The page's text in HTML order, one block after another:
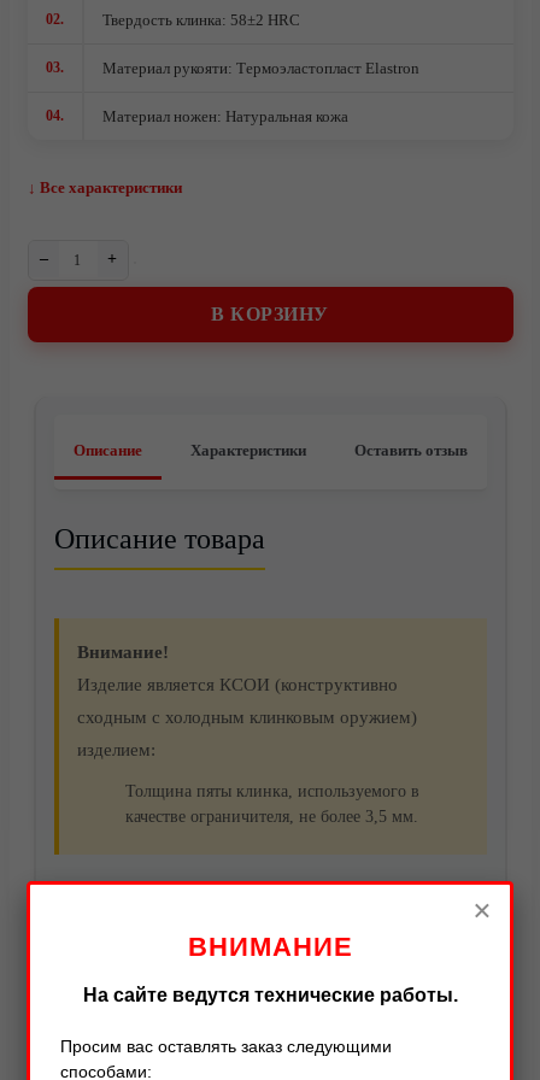
Ножи кованые из стали 95Х18
02. Твердость клинка: 58±2 HRC
03. Материал рукояти: Термоэластопласт Elastron
04. Материал ножен: Натуральная кожа
↓ Все характеристики
– +
В КОРЗИНУ
Описание Характеристики Оставить отзыв
Описание товара
Внимание!
Изделие является КСОИ (конструктивно
сходным с холодным клинковым оружием)
изделием:
Толщина пяты клинка, используемого в
качестве ограничителя, не более 3,5 мм.
изготовлен из углеродистой стали У8А и имеет
защитное покрытие методом химического
цвет и повышает коррозионную стойкость.
×
ВНИМАНИЕ
На сайте ведутся технические работы.
Просим вас оставлять заказ следующими
способами: